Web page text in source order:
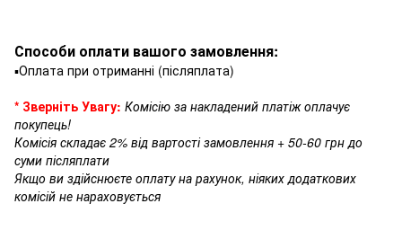
Способи оплати вашого замовлення:
▪️Оплата при отриманні (післяплата)
* Зверніть Увагу: Комісію за накладений платіж оплачує
покупець!
Комісія складає 2% від вартості замовлення + 50-60 грн до
суми післяплати
Якщо ви здійснюєте оплату на рахунок, ніяких додаткових
комісій не нараховується